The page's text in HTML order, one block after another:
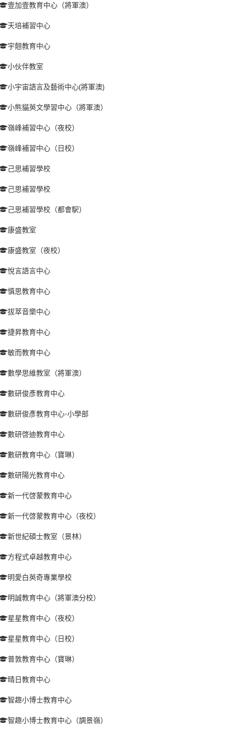
壹加壹教育中心（將軍澳）
天培補習中心
宇翹教育中心
小伙伴教室
小宇宙語言及藝術中心(將軍澳)
小熊貓英文學習中心（將軍澳）
嶺峰補習中心（夜校）
嶺峰補習中心（日校）
己思補習學校
己思補習學校
己思補習學校（都會駅）
康盛教室
康盛教室（夜校）
悅言語言中心
慎思教育中心
拔萃音樂中心
捷昇教育中心
敏而教育中心
數學思維教室（將軍澳）
數研俊彥教育中心
數研俊彥教育中心-小學部
數研啓迪教育中心
數研教育中心（寶琳）
數研陽光教育中心
新一代啓蒙教育中心
新一代啓蒙教育中心（夜校）
新世紀碩士教室（景林）
方程式卓越教育中心
明愛白英奇專業學校
明誠教育中心（將軍澳分校）
星星教育中心（夜校）
星星教育中心（日校）
普敦教育中心（寶琳）
晴日教育中心
智趣小博士教育中心
智趣小博士教育中心（調景嶺）